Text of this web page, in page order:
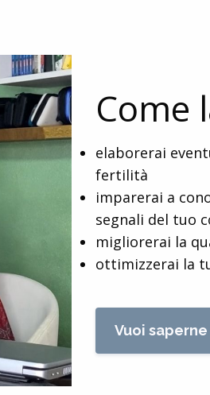
Come
elaborerai
fertilità
imparerai a
segnali del tuo
migliorerai la
ottimizzerai la
Vuoi saperne